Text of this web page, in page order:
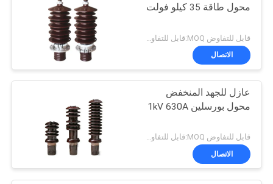
عوازل البورسلين
16
14
محول طاقة 35 كيلو فولت
الاتصال
عازل للجهد المنخفض
محول بورسلين 1kV 630A
قابل للتفاوض MOQ:قابل للتفاوض
الاتصال